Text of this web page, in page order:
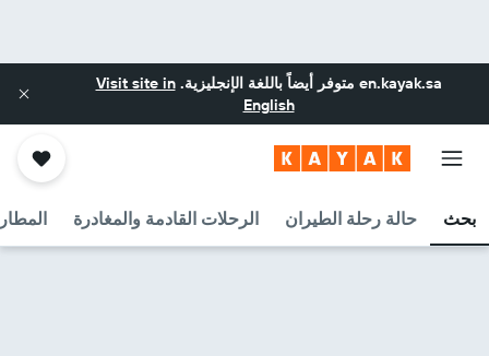
en.kayak.sa متوفر أيضاً باللغة الإنجليزية.Visit site in
English
بحث حالة رحلة الطيران الرحلات القادمة والمغادرة